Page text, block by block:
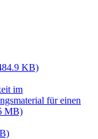
KB)
im
für einen
MB)